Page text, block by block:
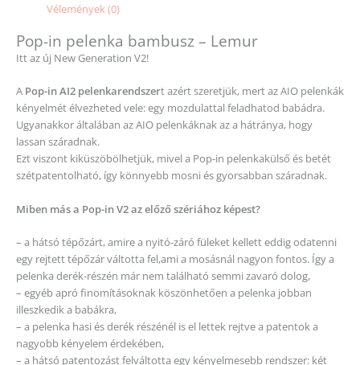
Vélemények (0)
Pop-in pelenka bambusz – Lemur
Itt az új New Generation V2!
A Pop-in AI2 pelenkarendszert azért szeretjük, mert az AIO pelenkák
kényelmét élvezheted vele: egy mozdulattal feladhatod babádra.
Ugyanakkor általában az AIO pelenkáknak az a hátránya, hogy
lassan száradnak.
Ezt viszont kiküszöbölhetjük, mivel a Pop-in pelenkakülső és betét
szétpatentolható, így könnyebb mosni és gyorsabban száradnak.
Miben más a Pop-in V2 az előző szériához képest?
– a hátsó tépőzárt, amire a nyitó-záró füleket kellett eddig odatenni
egy rejtett tépőzár váltotta fel,ami a mosásnál nagyon fontos. Így a
pelenka derék-részén már nem található semmi zavaró dolog,
– egyéb apró finomításoknak köszönhetően a pelenka jobban
illeszkedik a babákra,
– a pelenka hasi és derék részénél is el lettek rejtve a patentok a
nagyobb kényelem érdekében,
– a hátsó patentozást felváltotta egy kényelmesebb rendszer: két